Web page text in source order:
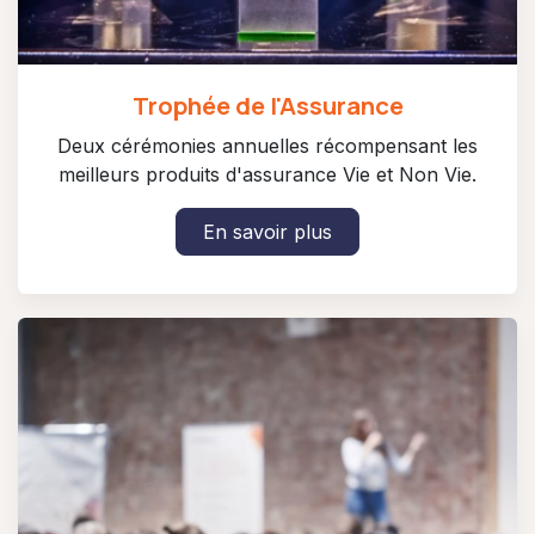
Trophée de l'Assurance
Deux cérémonies annuelles récompensant les
meilleurs produits d'assurance Vie et Non Vie.
En savoir plus